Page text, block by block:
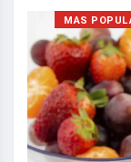
MAS